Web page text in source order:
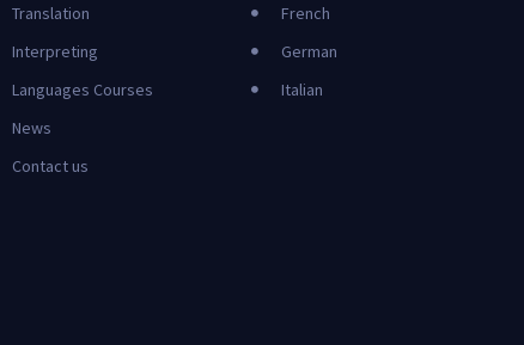
Translation
Interpreting
Languages Courses
News
Contact us
French
German
Italian